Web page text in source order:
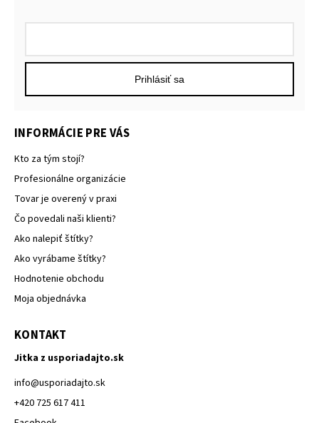
INFORMÁCIE PRE VÁS
Kto za tým stojí?
Profesionálne organizácie
Tovar je overený v praxi
Čo povedali naši klienti?
Ako nalepiť štítky?
Ako vyrábame štítky?
Hodnotenie obchodu
Moja objednávka
KONTAKT
Jitka z usporiadajto.sk
info@usporiadajto.sk
+420 725 617 411
Prihlásiť sa